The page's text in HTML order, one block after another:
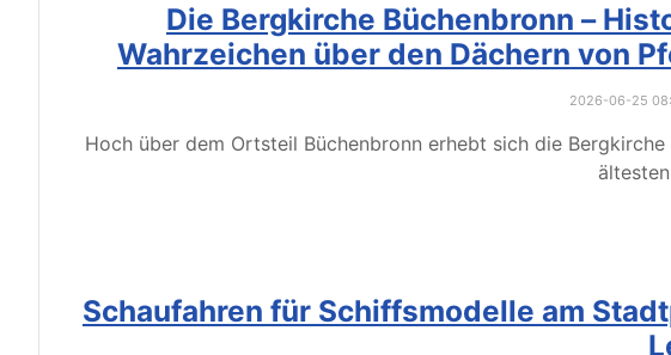
Die Bergkirche Büchenbronn –
Wahrzeichen über den Dächern von
2026-06-25
Hoch über dem Ortsteil Büchenbronn erhebt sich die Bergkirche
Schaufahren für Schiffsmodelle am